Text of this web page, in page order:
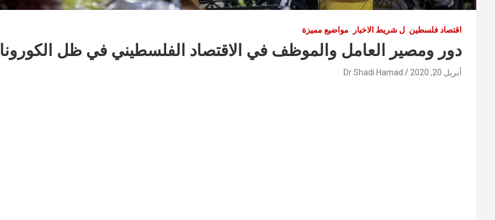
اقتصاد فلسطين ل شريط الاخبار مواضيع مميزة
دور ومصير العامل والموظف في الاقتصاد الفلسطيني في ظل الكورونا
أبريل 20, 2020 Dr Shadi Hamad